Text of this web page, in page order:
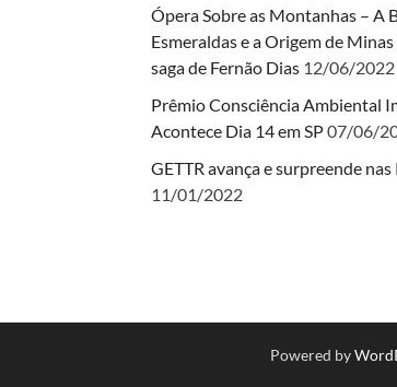
Ópera Sobre as Montanhas – A
Esmeraldas e a Origem de
saga de Fernão Dias 12/06/2022
Prêmio Consciência Ambiental
Acontece Dia 14 em SP07/06/
GETTR avança e surpreende nas
11/01/2022
Powered by